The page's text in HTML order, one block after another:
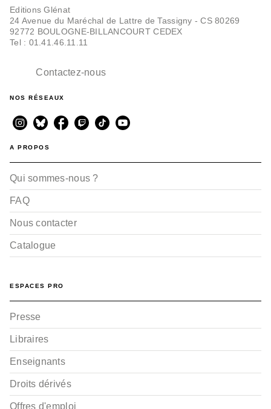
Editions Glénat
24 Avenue du Maréchal de Lattre de Tassigny - CS 80269
92772 BOULOGNE-BILLANCOURT CEDEX
Tel : 01.41.46.11.11
Contactez-nous
NOS RÉSEAUX
A PROPOS
Qui sommes-nous ?
FAQ
Nous contacter
Catalogue
ESPACES PRO
Presse
Libraires
Enseignants
Droits dérivés
Offres d'emploi